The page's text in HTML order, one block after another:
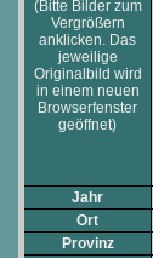
(Bitte Bilder zum
Vergrößern
anklicken. Das
jeweilige
Originalbild wird
in einem neuen
Browserfenster
geöffnet)
Jahr
Ort
Provinz